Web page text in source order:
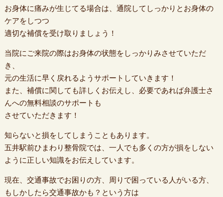
お身体に痛みが生じてる場合は、通院してしっかりとお身体の
ケアをしつつ
適切な補償を受け取りましょう！
当院にご来院の際はお身体の状態をしっかりみさせていただ
き、
元の生活に早く戻れるようサポートしていきます！
また、補償に関しても詳しくお伝えし、必要であれば弁護士さ
んへの無料相談のサポートも
させていただきます！
知らないと損をしてしまうこともあります。
五井駅前ひまわり整骨院では、一人でも多くの方が損をしない
ように正しい知識をお伝えしています。
現在、交通事故でお困りの方、周りで困っている人がいる方、
もしかしたら交通事故かも？という方は